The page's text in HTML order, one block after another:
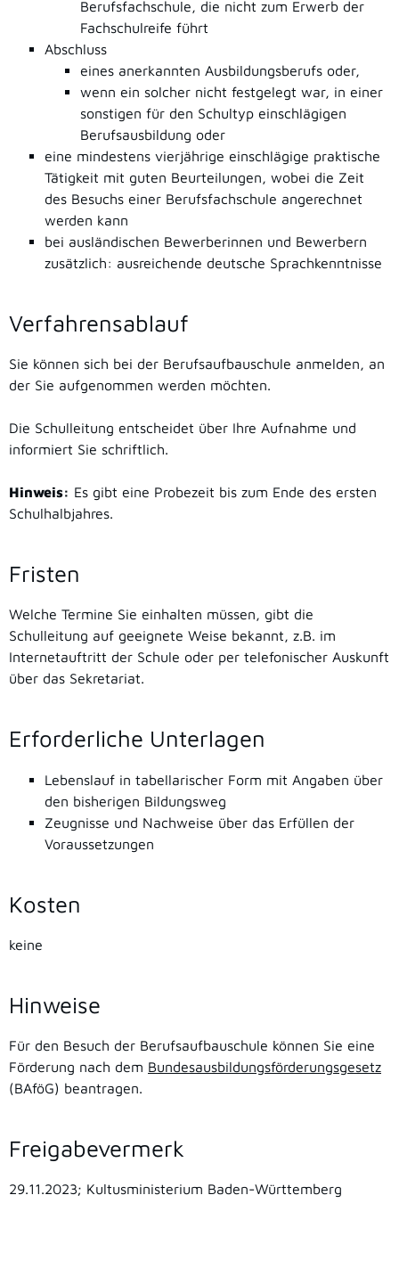
Berufsfachschule, die nicht zum Erwerb der
Fachschulreife führt
Abschluss
eines anerkannten Ausbildungsberufs oder,
wenn ein solcher nicht festgelegt war, in einer
sonstigen für den Schultyp einschlägigen
Berufsausbildung oder
eine mindestens vierjährige einschlägige praktische
Tätigkeit mit guten Beurteilungen, wobei die Zeit
des Besuchs einer Berufsfachschule angerechnet
werden kann
bei ausländischen Bewerberinnen und Bewerbern
zusätzlich: ausreichende deutsche Sprachkenntnisse
Verfahrensablauf
Sie können sich bei der Berufsaufbauschule anmelden, an
der Sie aufgenommen werden möchten.
Die Schulleitung entscheidet über Ihre Aufnahme und
informiert Sie schriftlich.
Hinweis: Es gibt eine Probezeit bis zum Ende des ersten
Schulhalbjahres.
Fristen
Welche Termine Sie einhalten müssen, gibt die
Schulleitung auf geeignete Weise bekannt, z.B. im
Internetauftritt der Schule oder per telefonischer Auskunft
über das Sekretariat.
Erforderliche Unterlagen
Lebenslauf in tabellarischer Form mit Angaben über
den bisherigen Bildungsweg
Zeugnisse und Nachweise über das Erfüllen der
Voraussetzungen
Kosten
keine
Hinweise
Für den Besuch der Berufsaufbauschule können Sie eine
Förderung nach dem Bundesausbildungsförderungsgesetz
(BAföG) beantragen.
Freigabevermerk
29.11.2023; Kultusministerium Baden-Württemberg